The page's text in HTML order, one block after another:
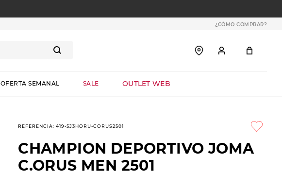
¿CÓMO COMPRAR?
OFERTA SEMANAL SALE OUTLET WEB
REFERENCIA:419-5J3HORU-CORUS2501
CHAMPION DEPORTIVO JOMA
C.ORUS MEN 2501